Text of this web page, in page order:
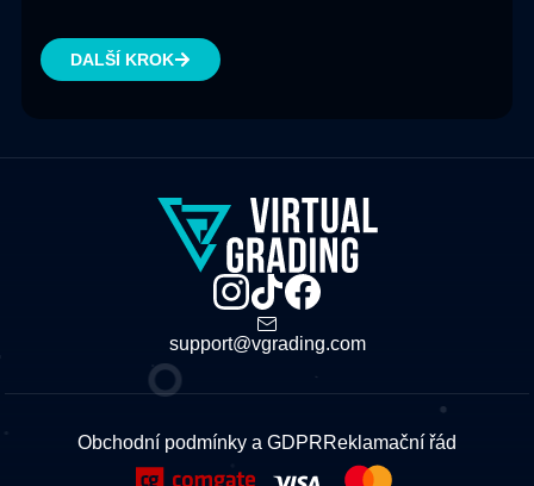
DALŠÍ KROK
support@vgrading.com
Obchodní podmínky a GDPRReklamační řád